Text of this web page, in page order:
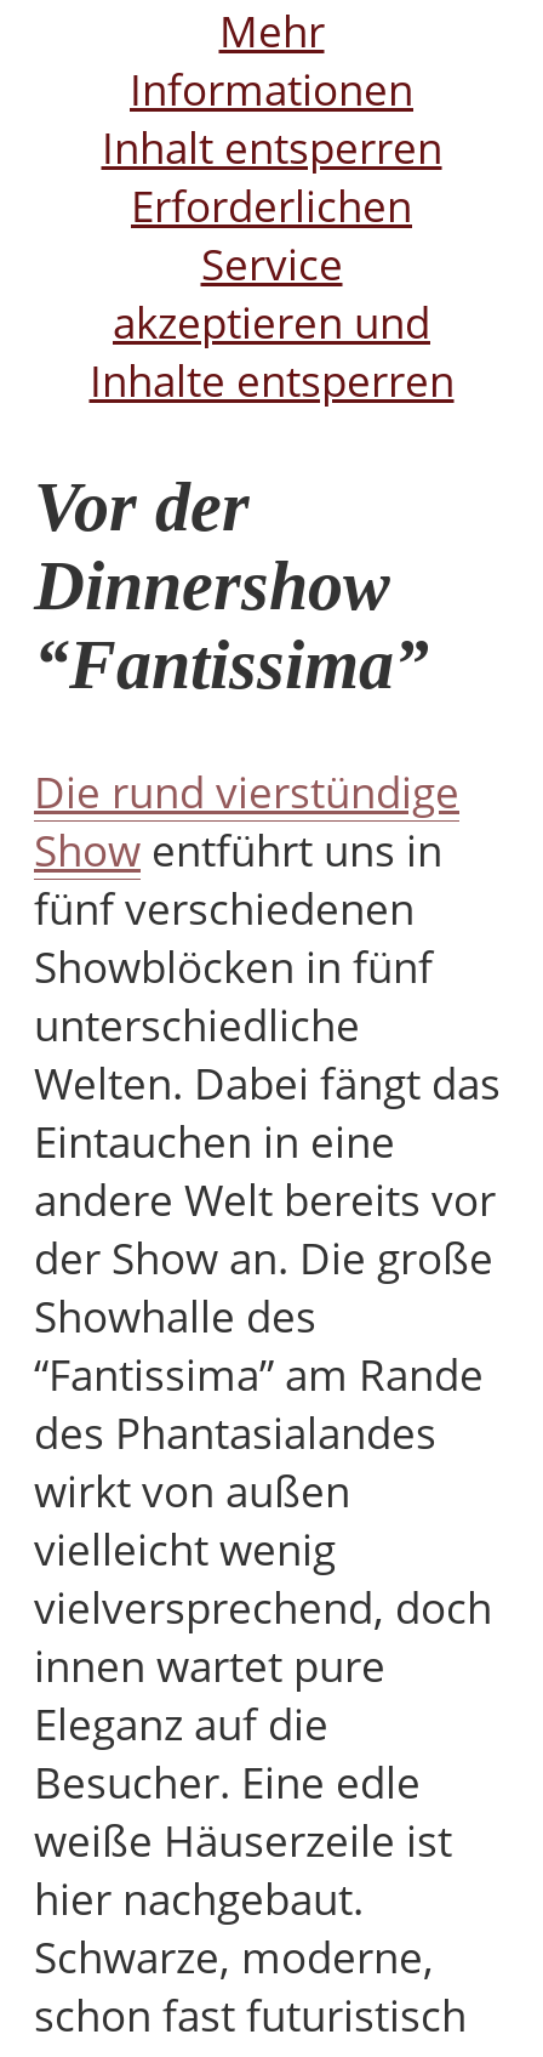
Mehr
Informationen
Inhalt entsperren
Erforderlichen
Service
akzeptieren und
Inhalte entsperren
Vor der
Dinnershow
“Fantissima”
Die rund vierstündige
Show entführt uns in
fünf verschiedenen
Showblöcken in fünf
unterschiedliche
Welten. Dabei fängt das
Eintauchen in eine
andere Welt bereits vor
der Show an. Die große
Showhalle des
“Fantissima” am Rande
des Phantasialandes
wirkt von außen
vielleicht wenig
vielversprechend, doch
innen wartet pure
Eleganz auf die
Besucher. Eine edle
weiße Häuserzeile ist
hier nachgebaut.
Schwarze, moderne,
schon fast futuristisch